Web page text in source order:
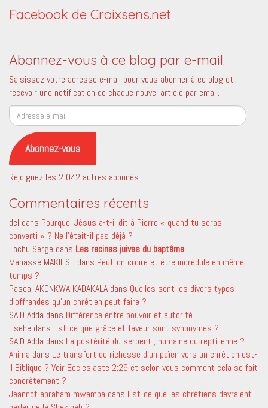
Facebook de Croixsens.net
Abonnez-vous à ce blog par e-mail.
Saisissez votre adresse e-mail pour vous abonner à ce blog et
recevoir une notification de chaque nouvel article par email.
Adresse
e-
mail
Abonnez-vous
Rejoignez les 2 042 autres abonnés
Commentaires récents
del dans Pourquoi Jésus a-t-il dit à Pierre « quand tu seras
converti » ? Ne l’était-il pas déjà ?
Lochu Serge dans Les racines juives du baptême
Manassé MAKIESE dans Peut-on croire et être incrédule en même
temps ?
Pascal AKONKWA KADAKALA dans Quelles sont les divers types
d’offrandes qu’un chrétien peut faire ?
SAID Adda dans Différence entre pouvoir et autorité
Esehe dans Est-ce que grâce et faveur sont synonymes ?
SAID Adda dans La postérité du serpent ; humaine ou reptilienne ?
Ahima dans Le transfert de richesse d’un païen vers un chrétien est-
il Biblique ? Voir Ecclesiaste 2:26 et selon vous comment cela se fait
concrètement ?
Jeannot abraham mwamba dans Est-ce que les chrétiens devraient